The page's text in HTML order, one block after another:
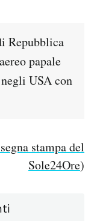
Repubblica
papale
USA con
stampa del
Sole24Ore)